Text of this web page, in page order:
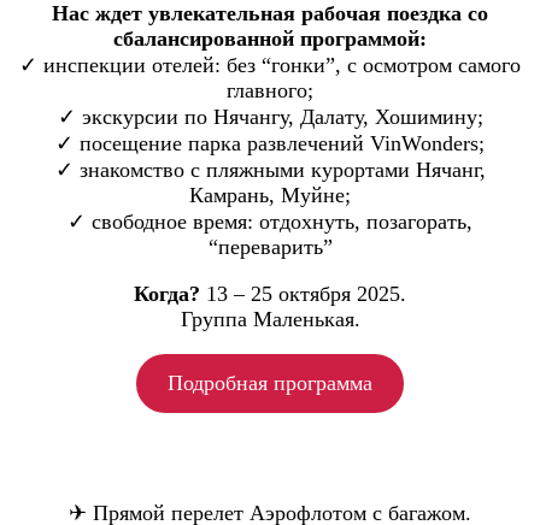
Нас ждет увлекательная рабочая поездка со
сбалансированной программой:
✓ инспекции отелей: без “гонки”, с осмотром самого
главного;
✓ экскурсии по Нячангу, Далату, Хошимину;
✓ посещение парка развлечений VinWonders;
✓ знакомство с пляжными курортами Нячанг,
Камрань, Муйне;
✓ свободное время: отдохнуть, позагорать,
“переварить”
Когда? 13 – 25 октября 2025.
Группа Маленькая.
Подробная программа
✈︎ Прямой перелет Аэрофлотом с багажом.